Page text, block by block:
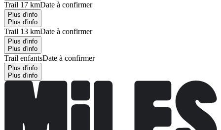
Trail 17 kmDate à confirmer
Plus d'info
Plus d'info
Trail 13 kmDate à confirmer
Plus d'info
Plus d'info
Trail enfantsDate à confirmer
Plus d'info
Plus d'info